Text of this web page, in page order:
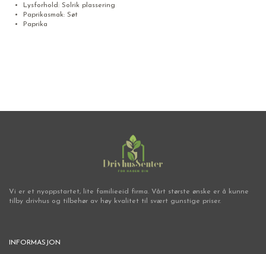
Lysforhold: Solrik plassering
Paprikasmak: Søt
Paprika
Vi er et nyoppstartet, lite familieeid firma. Vårt største ønske er å kunne
tilby drivhus og tilbehør av høy kvalitet til svært gunstige priser.
INFORMASJON